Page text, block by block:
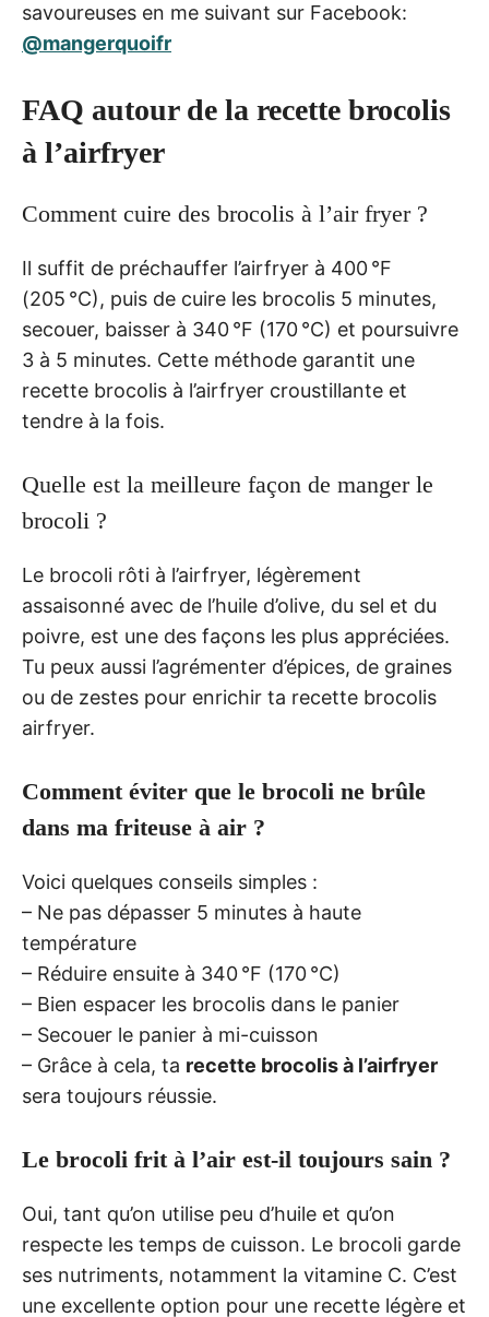
savoureuses en me suivant sur Facebook:
@mangerquoifr
FAQ autour de la recette brocolis
à l’airfryer
Comment cuire des brocolis à l’air fryer ?
Il suffit de préchauffer l’airfryer à 400 °F
(205 °C), puis de cuire les brocolis 5 minutes,
secouer, baisser à 340 °F (170 °C) et poursuivre
3 à 5 minutes. Cette méthode garantit une
recette brocolis à l’airfryer croustillante et
tendre à la fois.
Quelle est la meilleure façon de manger le
brocoli ?
Le brocoli rôti à l’airfryer, légèrement
assaisonné avec de l’huile d’olive, du sel et du
poivre, est une des façons les plus appréciées.
Tu peux aussi l’agrémenter d’épices, de graines
ou de zestes pour enrichir ta recette brocolis
airfryer.
Comment éviter que le brocoli ne brûle
dans ma friteuse à air ?
Voici quelques conseils simples :
– Ne pas dépasser 5 minutes à haute
température
– Réduire ensuite à 340 °F (170 °C)
– Bien espacer les brocolis dans le panier
– Secouer le panier à mi-cuisson
– Grâce à cela, ta recette brocolis à l’airfryer
sera toujours réussie.
Le brocoli frit à l’air est-il toujours sain ?
Oui, tant qu’on utilise peu d’huile et qu’on
respecte les temps de cuisson. Le brocoli garde
ses nutriments, notamment la vitamine C. C’est
une excellente option pour une recette légère et